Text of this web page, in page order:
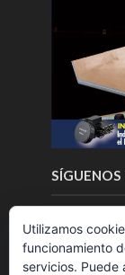
SÍGUENOS
Utilizamos
funcionamiento
servicios. Puede